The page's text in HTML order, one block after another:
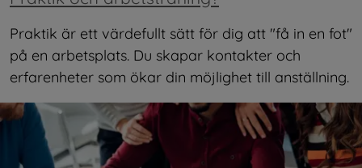
Praktik är ett värdefullt sätt för dig att "få in en fot"
på en arbetsplats. Du skapar kontakter och
erfarenheter som ökar din möjlighet till anställning.